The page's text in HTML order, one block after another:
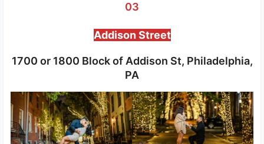
03
Addison Street
1700 or 1800 Block of Addison St, Philadelphia,
PA